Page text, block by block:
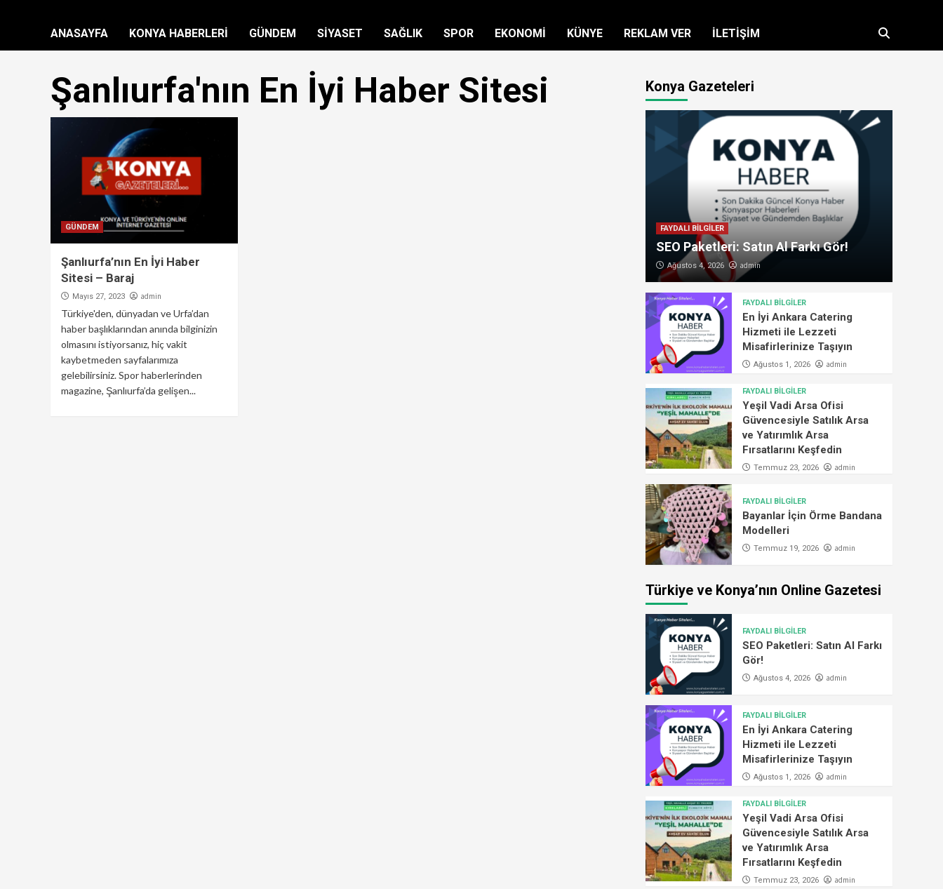
ANASAYFA KONYA HABERLERİ GÜNDEM SİYASET SAĞLIK SPOR EKONOMİ KÜNYE REKLAM VER İLETİŞİM
Şanlıurfa'nın En İyi Haber Sitesi
GÜNDEM
Şanlıurfa’nın En İyi Haber
Sitesi – Baraj
Mayıs 27, 2023 admin
Türkiye'den, dünyadan ve Urfa’dan
haber başlıklarından anında bilginizin
olmasını istiyorsanız, hiç vakit
kaybetmeden sayfalarımıza
gelebilirsiniz. Spor haberlerinden
magazine, Şanlıurfa’da gelişen...
Konya Gazeteleri
FAYDALI BİLGİLER
SEO Paketleri: Satın Al Farkı Gör!
Ağustos 4, 2026 admin
FAYDALI BİLGİLER
En İyi Ankara Catering
Hizmeti ile Lezzeti
Misafirlerinize Taşıyın
Ağustos 1, 2026 admin
FAYDALI BİLGİLER
Yeşil Vadi Arsa Ofisi
Güvencesiyle Satılık Arsa
ve Yatırımlık Arsa
Fırsatlarını Keşfedin
Temmuz 23, 2026 admin
FAYDALI BİLGİLER
Bayanlar İçin Örme Bandana
Modelleri
Temmuz 19, 2026 admin
Türkiye ve Konya’nın Online Gazetesi
FAYDALI BİLGİLER
SEO Paketleri: Satın Al Farkı
Gör!
Ağustos 4, 2026 admin
FAYDALI BİLGİLER
En İyi Ankara Catering
Hizmeti ile Lezzeti
Misafirlerinize Taşıyın
Ağustos 1, 2026 admin
FAYDALI BİLGİLER
Yeşil Vadi Arsa Ofisi
Güvencesiyle Satılık Arsa
ve Yatırımlık Arsa
Fırsatlarını Keşfedin
Temmuz 23, 2026 admin